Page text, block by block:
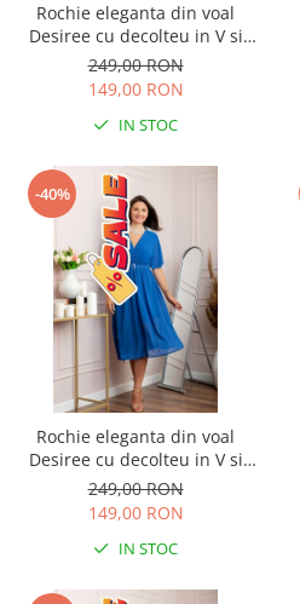
Rochie eleganta din voal
Desiree cu decolteu in V si
curea - Piersica
249,00 RON
149,00 RON
IN STOC
-40%
Rochie eleganta din voal
Desiree cu decolteu in V si
curea - Albastru regal
249,00 RON
149,00 RON
IN STOC